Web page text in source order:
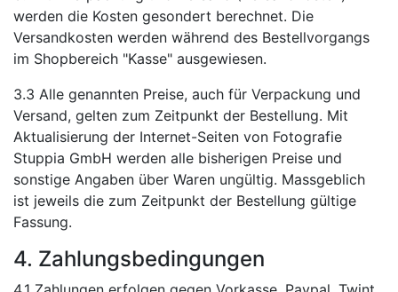
werden die Kosten gesondert berechnet. Die
Versandkosten werden während des Bestellvorgangs
im Shopbereich "Kasse" ausgewiesen.
3.3 Alle genannten Preise, auch für Verpackung und
Versand, gelten zum Zeitpunkt der Bestellung. Mit
Aktualisierung der Internet-Seiten von Fotografie
Stuppia GmbH werden alle bisherigen Preise und
sonstige Angaben über Waren ungültig. Massgeblich
ist jeweils die zum Zeitpunkt der Bestellung gültige
Fassung.
4. Zahlungsbedingungen